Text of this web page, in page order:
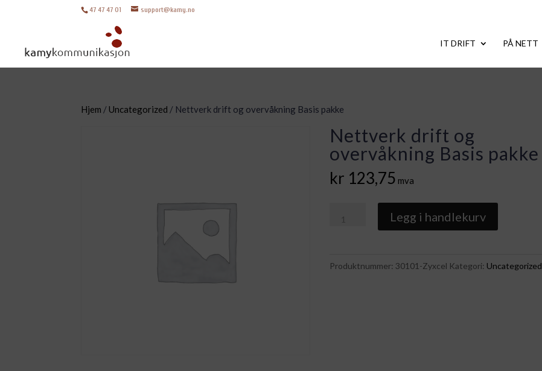
47 47 47 01 support@kamy.no
IT DRIFT PÅ NETT
Hjem / Uncategorized / Nettverk drift og overvåkning Basis pakke
Nettverk drift og
overvåkning Basis pakke
kr 123,75 mva
drift
Basis
Legg i handlekurv
Produktnummer:30101-Zyxcel Kategori: Uncategorized